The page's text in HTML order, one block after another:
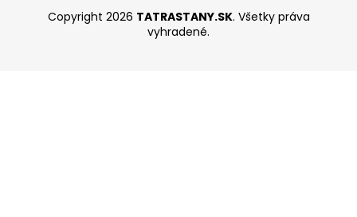
Copyright 2026 TATRASTANY.SK. Všetky práva
vyhradené.